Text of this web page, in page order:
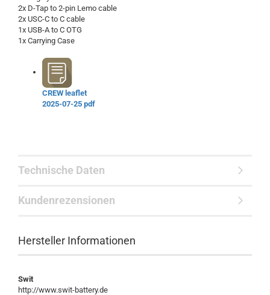
2x D-Tap to 2-pin Lemo cable
2x USC-C to C cable
1x USB-A to C OTG
1x Carrying Case
CREW leaflet
2025-07-25 pdf
Technische Daten
Kundenrezensionen
Hersteller Informationen
Swit
http://www.swit-battery.de